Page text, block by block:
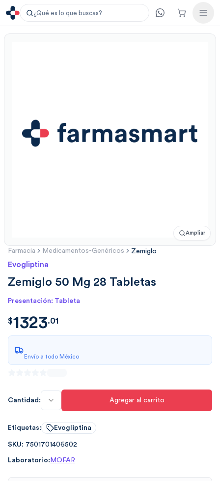
¿Qué es lo que buscas?
Ampliar
Farmacia Medicamentos-Genéricos Zemiglo
Evogliptina
Zemiglo 50 Mg 28 Tabletas
Presentación: Tableta
$1323.0153
$1323.01
Envío a todo México
Cantidad: Agregar al carrito
Etiquetas: Evogliptina
SKU: 7501701406502
Laboratorio: MOFAR